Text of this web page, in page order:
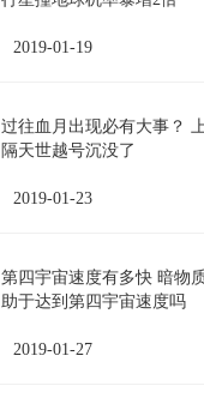
2019-01-19
过往血月出现必有大事？
隔天世越号沉没了
2019-01-23
第四宇宙速度有多快 暗物
助于达到第四宇宙速度吗
2019-01-27